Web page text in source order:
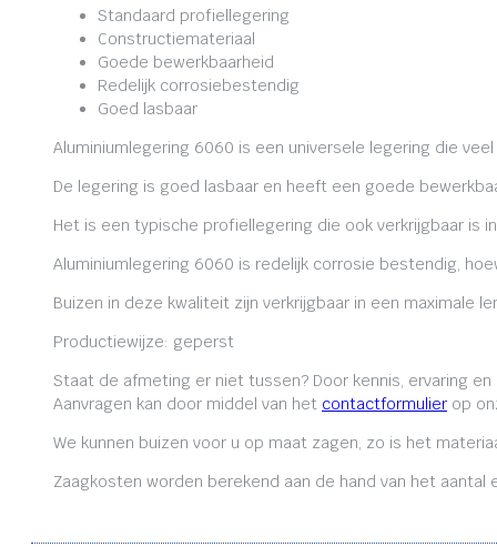
Standaard profiellegering
Constructiemateriaal
Goede bewerkbaarheid
Redelijk corrosiebestendig
Goed lasbaar
Aluminiumlegering 6060 is een universele legering die
De legering is goed lasbaar en heeft een goede
Het is een typische profiellegering die ook verkrijgbaar is
Aluminiumlegering 6060 is redelijk corrosie bestendig,
Buizen in deze kwaliteit zijn verkrijgbaar in een maximale
Productiewijze: geperst
Staat de afmeting er niet tussen? Door kennis, ervaring
Aanvragen kan door middel van het contactformulier op
We kunnen buizen voor u op maat zagen, zo is het
Zaagkosten worden berekend aan de hand van het